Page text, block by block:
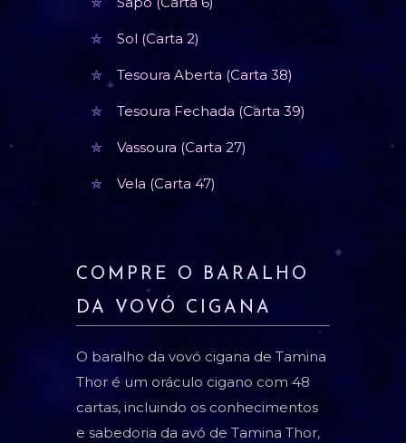
Sol (Carta 2)
Tesoura Aberta (Carta 38)
Tesoura Fechada (Carta 39)
Vassoura (Carta 27)
Vela (Carta 47)
COMPRE O BARALHO
DA VOVÓ CIGANA
O baralho da vovó cigana de Tamina
Thor é um oráculo cigano com 48
cartas, incluindo os conhecimentos
e sabedoria da avó de Tamina Thor,